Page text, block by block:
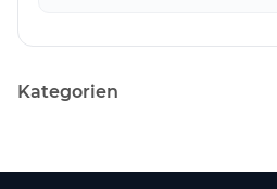
Kategorien